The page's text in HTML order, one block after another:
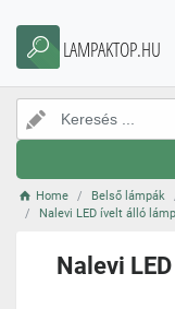
LAMPAKTOP.HU
Home Belső lámpák
Nalevi LED ívelt álló
Nalevi